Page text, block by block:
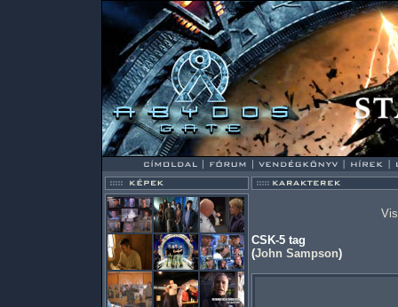
CSK-5 tag
(John Sampson)